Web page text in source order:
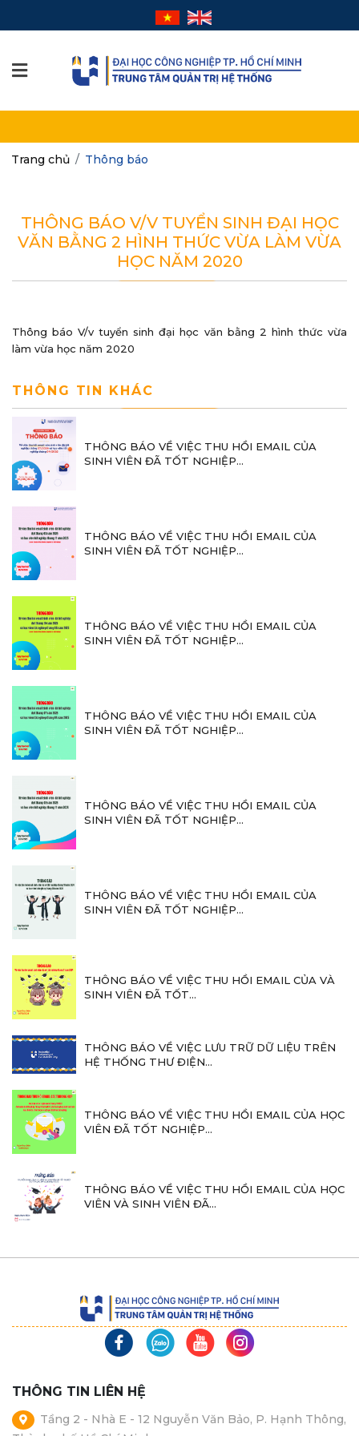
Trang chủ Thông báo
THÔNG BÁO V/V TUYỂN SINH ĐẠI HỌC
VĂN BẰNG 2 HÌNH THỨC VỪA LÀM VỪA
HỌC NĂM 2020
Thông báo V/v tuyển sinh đại học văn bằng 2 hình thức vừa
làm vừa học năm 2020
THÔNG TIN KHÁC
THÔNG BÁO VỀ VIỆC THU HỒI EMAIL CỦA
SINH VIÊN ĐÃ TỐT NGHIỆP...
THÔNG BÁO VỀ VIỆC THU HỒI EMAIL CỦA
SINH VIÊN ĐÃ TỐT NGHIỆP...
THÔNG BÁO VỀ VIỆC THU HỒI EMAIL CỦA
SINH VIÊN ĐÃ TỐT NGHIỆP...
THÔNG BÁO VỀ VIỆC THU HỒI EMAIL CỦA
SINH VIÊN ĐÃ TỐT NGHIỆP...
THÔNG BÁO VỀ VIỆC THU HỒI EMAIL CỦA
SINH VIÊN ĐÃ TỐT NGHIỆP...
THÔNG BÁO VỀ VIỆC THU HỒI EMAIL CỦA
SINH VIÊN ĐÃ TỐT NGHIỆP...
THÔNG BÁO VỀ VIỆC THU HỒI EMAIL CỦA VÀ
SINH VIÊN ĐÃ TỐT...
THÔNG BÁO VỀ VIỆC LƯU TRỮ DỮ LIỆU TRÊN
HỆ THỐNG THƯ ĐIỆN...
THÔNG BÁO VỀ VIỆC THU HỒI EMAIL CỦA HỌC
VIÊN ĐÃ TỐT NGHIỆP...
THÔNG BÁO VỀ VIỆC THU HỒI EMAIL CỦA HỌC
VIÊN VÀ SINH VIÊN ĐÃ...
THÔNG TIN LIÊN HỆ
Tầng 2 - Nhà E - 12 Nguyễn Văn Bảo, P. Hạnh Thông,